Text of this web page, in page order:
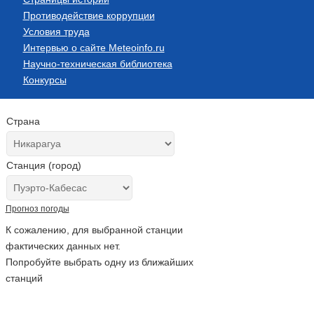
Противодействие коррупции
Условия труда
Интервью о сайте Meteoinfo.ru
Научно-техническая библиотека
Конкурсы
Страна
Станция (город)
Прогноз погоды
К сожалению, для выбранной станции
фактических данных нет.
Попробуйте выбрать одну из ближайших
станций